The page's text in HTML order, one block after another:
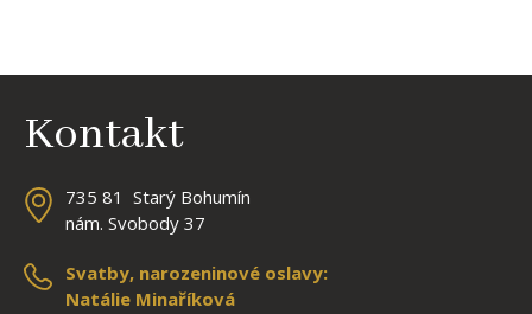
Kontakt
735 81 Starý Bohumín
nám. Svobody 37
Svatby, narozeninové oslavy:
Natálie Minaříková